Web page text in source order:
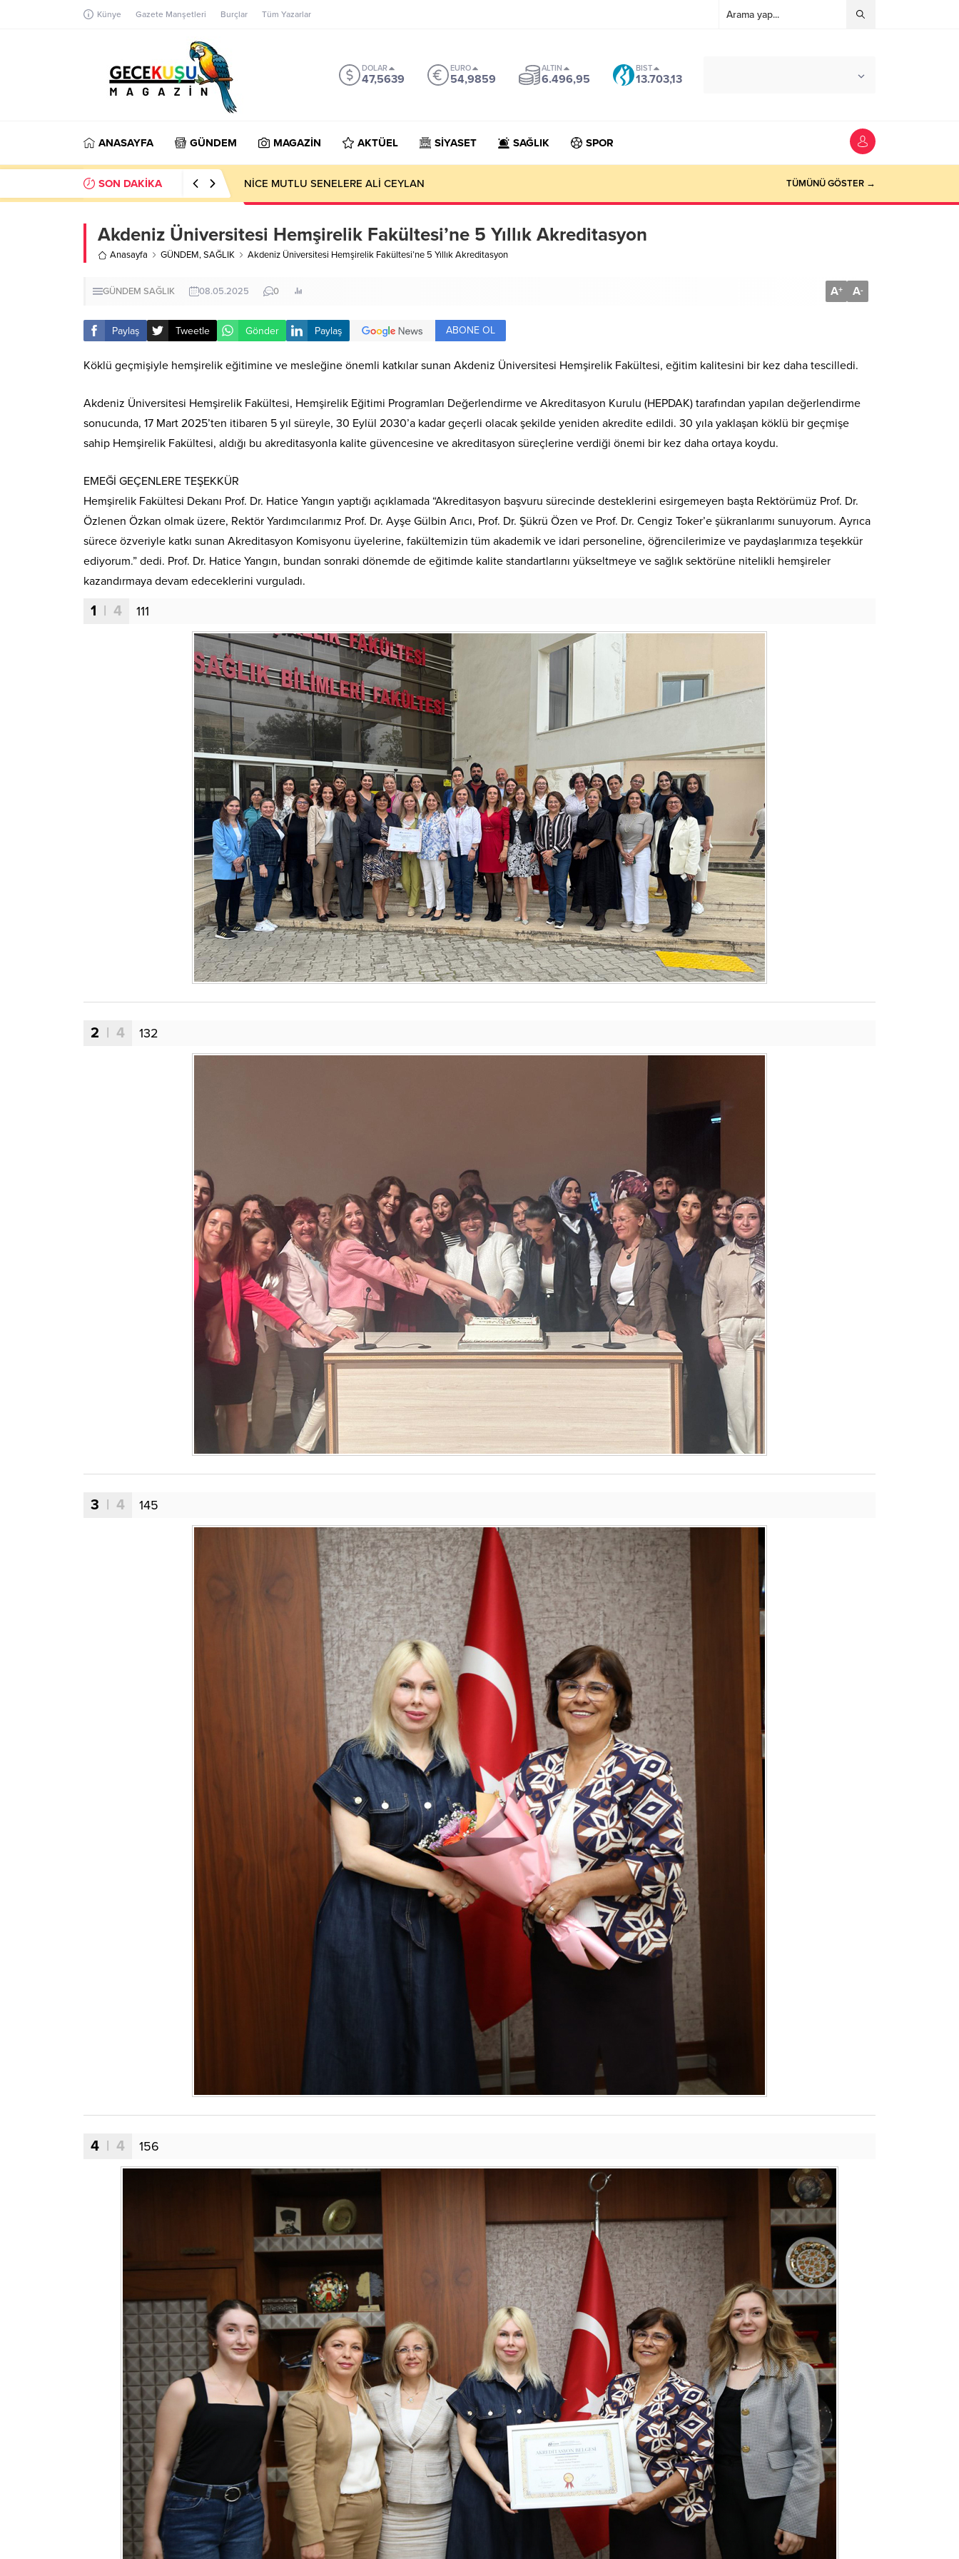
Künye Gazete Manşetleri Burçlar Tüm Yazarlar
DOLAR
47,5639
EURO
54,9859
ALTIN
6.496,95
BIST
13.703,13
ANASAYFA GÜNDEM MAGAZİN AKTÜEL SİYASET SAĞLIK SPOR
SON DAKİKA NİCE MUTLU SENELERE ALİ CEYLAN TÜMÜNÜ GÖSTER →
Akdeniz Üniversitesi Hemşirelik Fakültesi’ne 5 Yıllık Akreditasyon
Anasayfa GÜNDEM,SAĞLIK Akdeniz Üniversitesi Hemşirelik Fakültesi’ne 5 Yıllık Akreditasyon
GÜNDEM SAĞLIK 08.05.2025 0 A+ A-
Paylaş Tweetle Gönder Paylaş ABONE OL
Köklü geçmişiyle hemşirelik eğitimine ve mesleğine önemli katkılar sunan Akdeniz Üniversitesi Hemşirelik Fakültesi, eğitim kalitesini bir kez daha tescilledi.
Akdeniz Üniversitesi Hemşirelik Fakültesi, Hemşirelik Eğitimi Programları Değerlendirme ve Akreditasyon Kurulu (HEPDAK) tarafından yapılan değerlendirme
sonucunda, 17 Mart 2025’ten itibaren 5 yıl süreyle, 30 Eylül 2030’a kadar geçerli olacak şekilde yeniden akredite edildi. 30 yıla yaklaşan köklü bir geçmişe
sahip Hemşirelik Fakültesi, aldığı bu akreditasyonla kalite güvencesine ve akreditasyon süreçlerine verdiği önemi bir kez daha ortaya koydu.
EMEĞİ GEÇENLERE TEŞEKKÜR
Hemşirelik Fakültesi Dekanı Prof. Dr. Hatice Yangın yaptığı açıklamada “Akreditasyon başvuru sürecinde desteklerini esirgemeyen başta Rektörümüz Prof. Dr.
Özlenen Özkan olmak üzere, Rektör Yardımcılarımız Prof. Dr. Ayşe Gülbin Arıcı, Prof. Dr. Şükrü Özen ve Prof. Dr. Cengiz Toker’e şükranlarımı sunuyorum. Ayrıca
sürece özveriyle katkı sunan Akreditasyon Komisyonu üyelerine, fakültemizin tüm akademik ve idari personeline, öğrencilerimize ve paydaşlarımıza teşekkür
ediyorum.” dedi. Prof. Dr. Hatice Yangın, bundan sonraki dönemde de eğitimde kalite standartlarını yükseltmeye ve sağlık sektörüne nitelikli hemşireler
kazandırmaya devam edeceklerini vurguladı.
1 | 4 111
2 | 4 132
3 | 4 145
4 | 4 156